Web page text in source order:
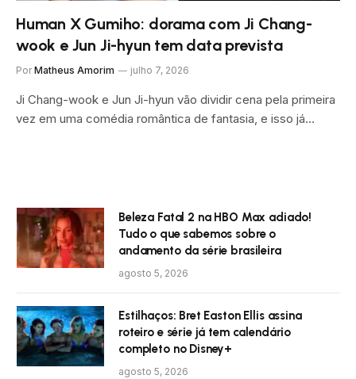
Human X Gumiho: dorama com Ji Chang-
wook e Jun Ji-hyun tem data prevista
Por Matheus Amorim julho 7, 2026
Ji Chang-wook e Jun Ji-hyun vão dividir cena pela primeira
vez em uma comédia romântica de fantasia, e isso já…
Beleza Fatal 2 na HBO Max adiado!
Tudo o que sabemos sobre o
andamento da série brasileira
agosto 5, 2026
Estilhaços: Bret Easton Ellis assina
roteiro e série já tem calendário
completo no Disney+
agosto 5, 2026